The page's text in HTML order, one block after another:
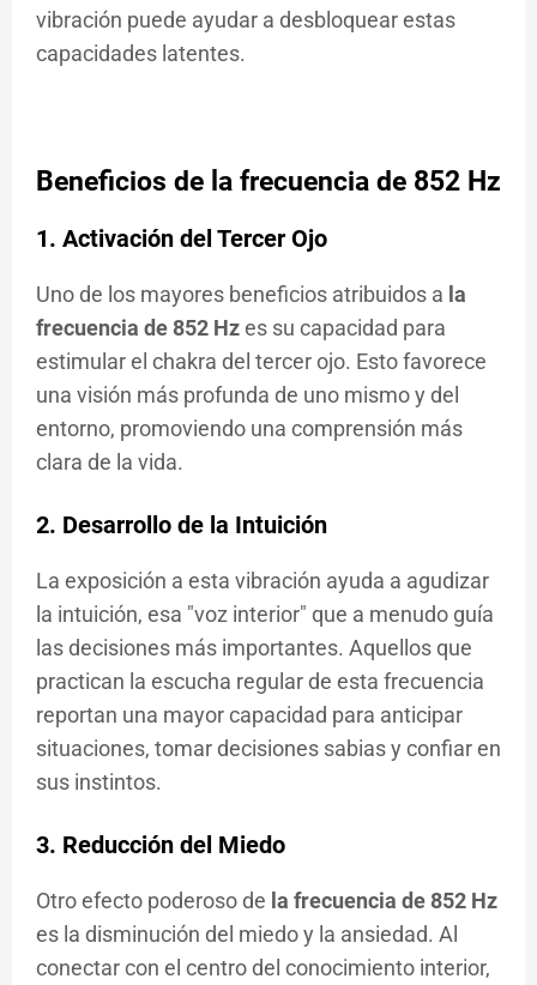
vibración puede ayudar a desbloquear estas
capacidades latentes.
Beneficios de la frecuencia de 852 Hz
1. Activación del Tercer Ojo
Uno de los mayores beneficios atribuidos a la
frecuencia de 852 Hzes su capacidad para
estimular el chakra del tercer ojo. Esto favorece
una visión más profunda de uno mismo y del
entorno, promoviendo una comprensión más
clara de la vida.
2. Desarrollo de la Intuición
La exposición a esta vibración ayuda a agudizar
la intuición, esa "voz interior" que a menudo guía
las decisiones más importantes. Aquellos que
practican la escucha regular de esta frecuencia
reportan una mayor capacidad para anticipar
situaciones, tomar decisiones sabias y confiar en
sus instintos.
3. Reducción del Miedo
Otro efecto poderoso de la frecuencia de 852 Hz
es la disminución del miedo y la ansiedad. Al
conectar con el centro del conocimiento interior,